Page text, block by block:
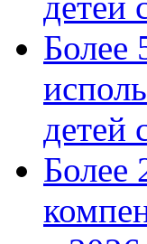
Более
детей
Более